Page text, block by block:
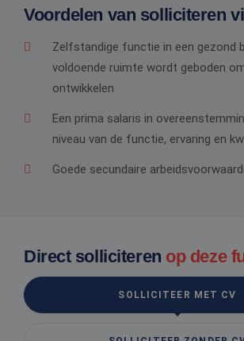
Voordelen van solliciteren
Zelfstandige functie in een gezond
voldoende ruimte wordt geboden
ontwikkelen
Een prima salaris in
niveau van de functie, ervaring en
Goede secundaire
Direct solliciteren op deze
SOLLICITEER MET CV